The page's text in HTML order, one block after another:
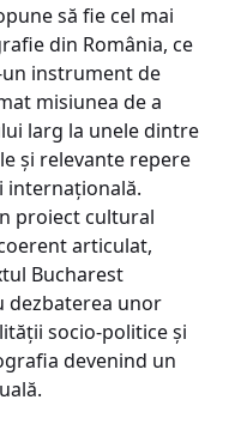
să fie cel mai
din România, ce
instrument de
misiunea de a
larg la unele dintre
şi relevante repere
proiect cultural
articulat,
Bucharest
dezbaterea unor
socio-politice şi
devenind un